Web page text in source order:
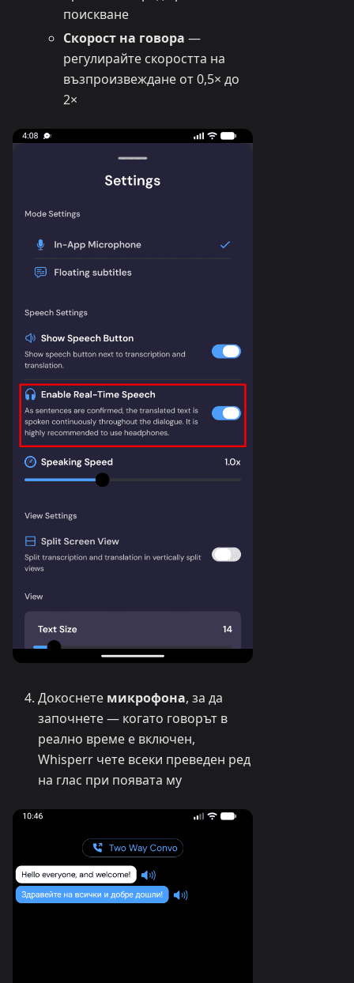
поискване
Скорост на говора —
регулирайте скоростта на
възпроизвеждане от 0,5× до
2×
Докоснете микрофона, за да
започнете — когато говорът в
реално време е включен,
Whisperr чете всеки преведен ред
на глас при появата му